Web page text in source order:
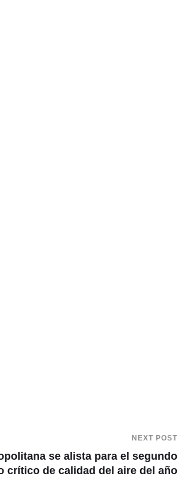
NEXT POST
se alista para el segundo
crítico de calidad del aire del año